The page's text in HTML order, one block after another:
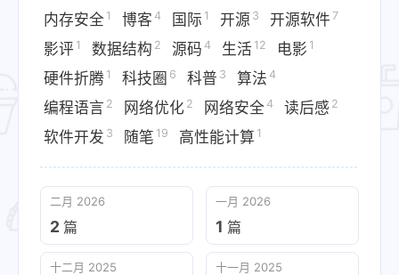
内存安全 1 博客 4 国际 1 开源 3 开源软件 7
影评 1 数据结构 2 源码 4 生活 12 电影 1
硬件折腾​ 1 科技圈 6 科普 3 算法 4
编程语言 2 网络优化​ 2 网络安全 4 读后感 2
软件开发 3 随笔 19 高性能计算 1
二月 2026
2 篇
一月 2026
1 篇
十二月 2025 十一月 2025